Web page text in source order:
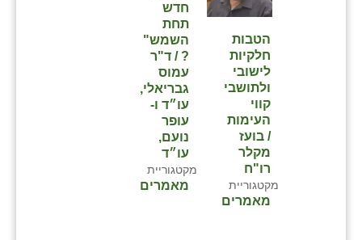
חדש
תחת
השמש"
? / ד"ר
עמוס
גבריאלי,
עו״ד ו-
עופר
נועם,
עו״ד
מקטגוריית
מאמרים
הטבות
חלקיות
לישובי
ולתושבי
קווי
העימות
/ בועז
מקלר
רו"ח
מקטגוריית
מאמרים